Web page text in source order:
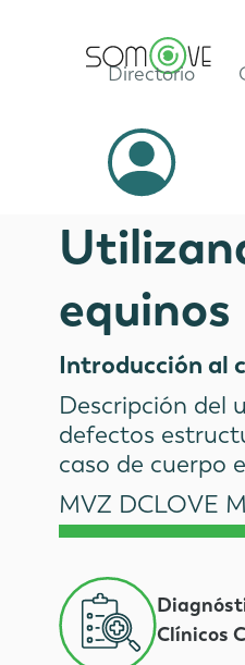
Directorio
equinos
Introducción al
Descripción del
defectos
caso de cuerpo
MVZ DCLOVE
Clínicos